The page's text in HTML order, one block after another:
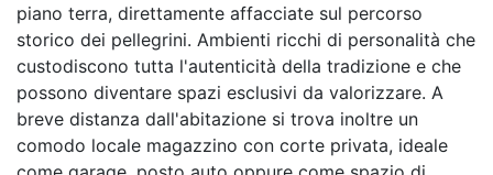
piano terra, direttamente affacciate sul percorso
storico dei pellegrini. Ambienti ricchi di personalità che
custodiscono tutta l'autenticità della tradizione e che
possono diventare spazi esclusivi da valorizzare. A
breve distanza dall'abitazione si trova inoltre un
comodo locale magazzino con corte privata, ideale